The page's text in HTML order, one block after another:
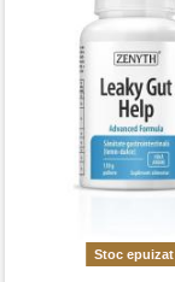
Stoc epuizat